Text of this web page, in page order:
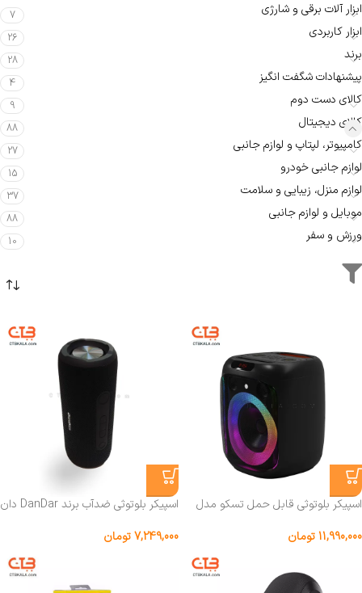
ابزار آلات برقی و شارژی 7
ابزار کاربردی 26
برند 28
پیشنهادات شگفت انگیز 4
کالای دست دوم 9
کالای دیجیتال 88
کامپیوتر، لپتاپ و لوازم جانبی 27
لوازم جانبی خودرو 15
لوازم منزل، زیبایی و سلامت 37
موبایل و لوازم جانبی 88
ورزش و سفر 10
اسپیکر بلوتوثی قابل حمل تسکو مدل
11,990,000تومان
اسپیکر بلوتوثی ضدآب برند DanDar دان
7,249,000تومان